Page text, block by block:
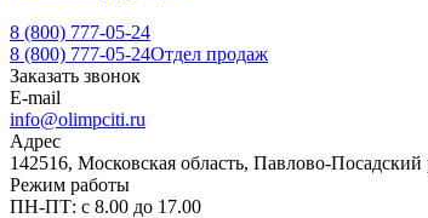
8 (800) 777-05-24
8 (800) 777-05-24Отдел продаж
Заказать звонок
E-mail
info@olimpciti.ru
Адрес
142516, Московская область, Павлово-
Режим работы
ПН-ПТ: с 8.00 до 17.00